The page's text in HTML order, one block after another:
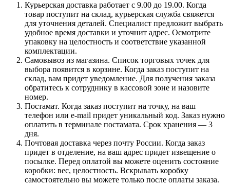
Курьерская доставка работает с 9.00 до 19.00. Когда
товар поступит на склад, курьерская служба свяжется
для уточнения деталей. Специалист предложит выбрать
удобное время доставки и уточнит адрес. Осмотрите
упаковку на целостность и соответствие указанной
комплектации.
Самовывоз из магазина. Список торговых точек для
выбора появится в корзине. Когда заказ поступит на
склад, вам придет уведомление. Для получения заказа
обратитесь к сотруднику в кассовой зоне и назовите
номер.
Постамат. Когда заказ поступит на точку, на ваш
телефон или e-mail придет уникальный код. Заказ нужно
оплатить в терминале постамата. Срок хранения — 3
дня.
Почтовая доставка через почту России. Когда заказ
придет в отделение, на ваш адрес придет извещение о
посылке. Перед оплатой вы можете оценить состояние
коробки: вес, целостность. Вскрывать коробку
самостоятельно вы можете только после оплаты заказа.